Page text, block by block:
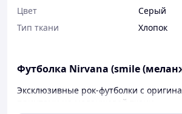
Цвет
Серый
Тип ткани
Хлопок
Футболка Nirvana (smile
Эксклюзивные рок-футболки с
принтами на меланжевой ткани.